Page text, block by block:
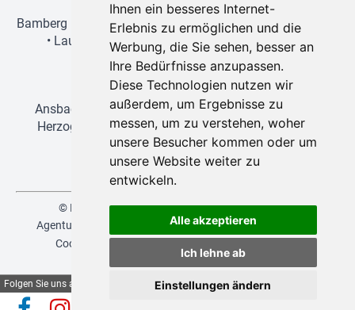
Ihnen ein besseres Internet-
Erlebnis zu ermöglichen und die
Werbung, die Sie sehen, besser an
Ihre Bedürfnisse anzupassen.
Diese Technologien nutzen wir
außerdem, um Ergebnisse zu
messen, um zu verstehen, woher
unsere Besucher kommen oder um
unsere Website weiter zu
entwickeln.
Alle akzeptieren
Ich lehne ab
Einstellungen ändern
Bamberg Erlangen•Forchheim•Fürth•Herzogenaurach
• Lauf an der Pegnitz Nürnberg • Regensburg
Schwabach
Disneyland-Reisen
Ansbach Bamberg•Erlangen•Forchheim•
Herzogenaurach•Lauf an der Pegnitz•Nürnberg
Schwabach
© NEUKAM-REBA 2026 | created byvistabus.de
Agenturbereich
Versicherungsvertrag widerrufen
Cookies
deutsch,english
Folgen Sie uns auf